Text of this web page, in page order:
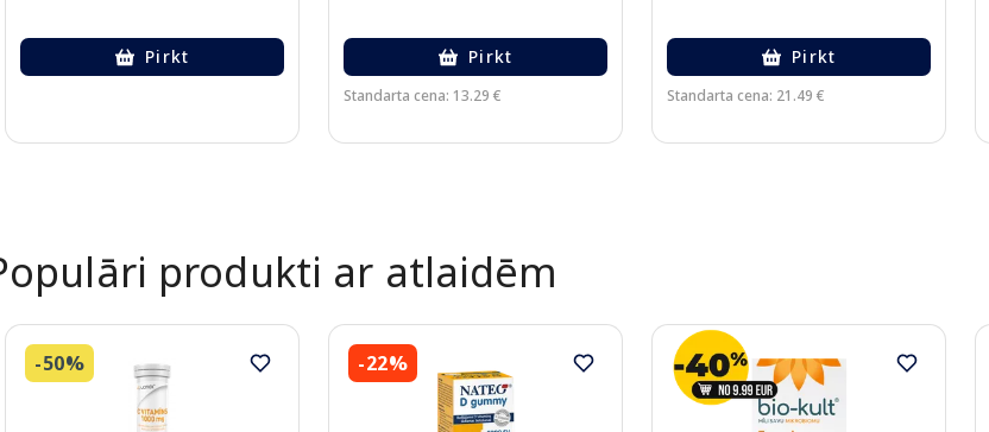
Pirkt Pirkt
Standarta cena: 13.29 €
Pirkt
Standarta cena: 21.49 €
produkti ar atlaidēm
-50% -22%